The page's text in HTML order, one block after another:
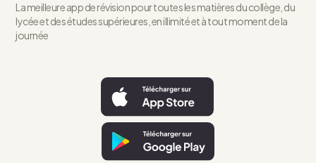
La meilleure app de révision pour toutes les matières du collège, du
lycée et des études supérieures, en illimité et à tout moment de la
journée